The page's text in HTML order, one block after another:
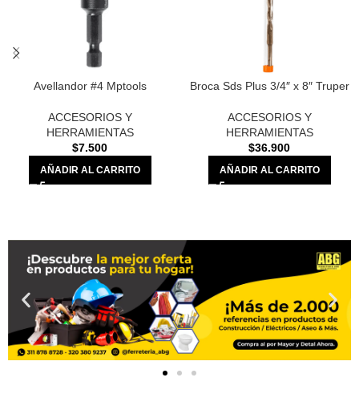
Avellandor #4 Mptools
ACCESORIOS Y
HERRAMIENTAS
$7.500
AÑADIR AL CARRITO
Broca Sds Plus 3/4″ x 8″ Truper
ACCESORIOS Y
HERRAMIENTAS
$36.900
AÑADIR AL CARRITO